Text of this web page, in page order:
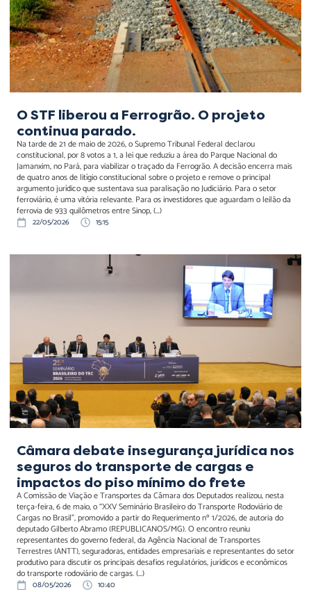
O STF liberou a Ferrogrão. O projeto
continua parado.
Na tarde de 21 de maio de 2026, o Supremo Tribunal Federal declarou
constitucional, por 8 votos a 1, a lei que reduziu a área do Parque Nacional do
Jamanxim, no Pará, para viabilizar o traçado da Ferrogrão. A decisão encerra mais
de quatro anos de litígio constitucional sobre o projeto e remove o principal
argumento jurídico que sustentava sua paralisação no Judiciário. Para o setor
ferroviário, é uma vitória relevante. Para os investidores que aguardam o leilão da
ferrovia de 933 quilômetros entre Sinop, (...)
22/05/2026 15:15
Câmara debate
insegurança jurídica nos
seguros do transporte de
cargas e impactos do piso
mínimo do frete
Câmara debate insegurança jurídica nos
seguros do transporte de cargas e
impactos do piso mínimo do frete
A Comissão de Viação e Transportes da Câmara dos Deputados realizou, nesta
terça-feira, 6 de maio, o “XXV Seminário Brasileiro do Transporte Rodoviário de
Cargas no Brasil”, promovido a partir do Requerimento nº 1/2026, de autoria do
deputado Gilberto Abramo (REPUBLICANOS/MG). O encontro reuniu
representantes do governo federal, da Agência Nacional de Transportes
Terrestres (ANTT), seguradoras, entidades empresariais e representantes do setor
produtivo para discutir os principais desafios regulatórios, jurídicos e econômicos
do transporte rodoviário de cargas. (...)
08/05/2026 10:40